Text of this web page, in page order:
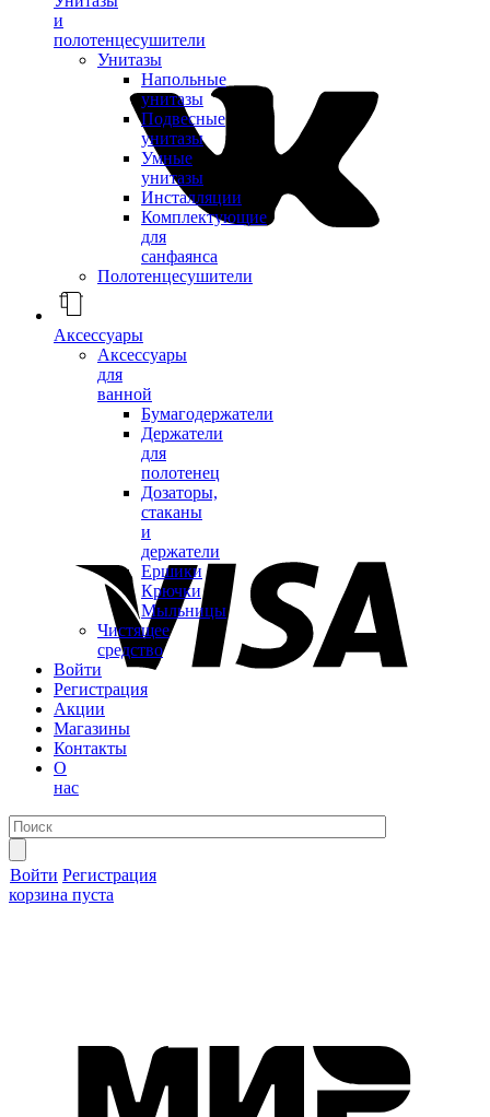
и
полотенцесушители
Унитазы
Напольные
унитазы
Подвесные
унитазы
Умные
унитазы
Инсталляции
Комплектующие
для
санфаянса
Полотенцесушители
Аксессуары
Аксессуары
для
ванной
Бумагодержатели
Держатели
для
полотенец
Дозаторы,
стаканы
и
держатели
Ершики
Крючки
Мыльницы
Чистящее
средство
Войти
Регистрация
Акции
Магазины
Контакты
О
нас
Войти Регистрация
корзина пуста